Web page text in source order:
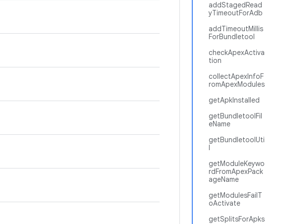
addStagedRead
yTimeoutForAdb
addTimeoutMillis
ForBundletool
checkApexActiva
tion
collectApexInfoF
romApexModules
getApkInstalled
getBundletoolFil
eName
getBundletoolUti
l
getModuleKeywo
rdFromApexPack
ageName
getModulesFailT
oActivate
getSplitsForApks